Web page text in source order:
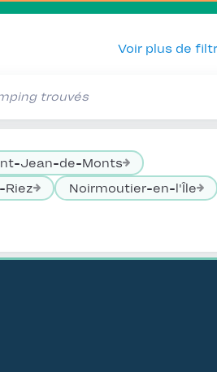
Voir plus de
trouvés
Jean-de-Monts
Riez
Noirmoutier-en-l'Île